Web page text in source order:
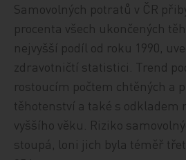
Samovolných potratů v ČR
procenta všech ukončených
nejvyšší podíl od roku 1990,
zdravotničtí statistici. Trend
rostoucím počtem chtěných a
těhotenství a také s odkladem
vyššího věku. Riziko
stoupá, loni jich byla téměř